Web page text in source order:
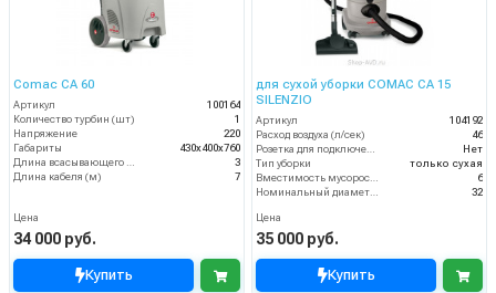
Comac CA 60
Артикул
100164
Количество турбин (шт)
1
Напряжение
220
Габариты
430х400х760
Длина всасывающего шланга (м)
3
Длина кабеля (м)
7
Цена
34 000 руб.
Купить
для сухой уборки COMAC CA 15
SILENZIO
Артикул
104192
Расход воздуха (л/сек)
46
Розетка для подключения инструмента
Нет
Тип уборки
только сухая
Вместимость мусоросборника (л)
6
Номинальный диаметр принадлежностей (мм)
32
Цена
35 000 руб.
Купить